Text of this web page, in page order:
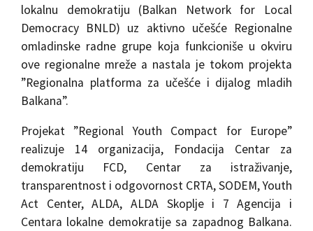
lokalnu demokratiju (Balkan Network for Local
Democracy BNLD) uz aktivno učešće Regionalne
omladinske radne grupe koja funkcioniše u okviru
ove regionalne mreže a nastala je tokom projekta
”Regionalna platforma za učešće i dijalog mladih
Balkana”.
Projekat ”Regional Youth Compact for Europe”
realizuje 14 organizacija, Fondacija Centar za
demokratiju FCD, Centar za istraživanje,
transparentnost i odgovornost CRTA, SODEM, Youth
Act Center, ALDA, ALDA Skoplje i 7 Agencija i
Centara lokalne demokratije sa zapadnog Balkana.